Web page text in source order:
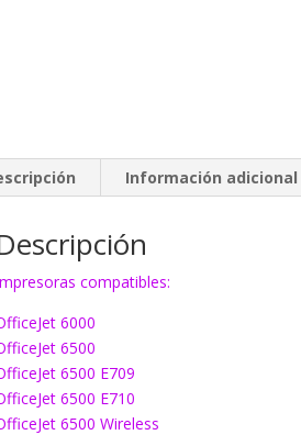
Información adicional
compatibles:
6000
6500
6500 E709
6500 E710
6500 Wireless